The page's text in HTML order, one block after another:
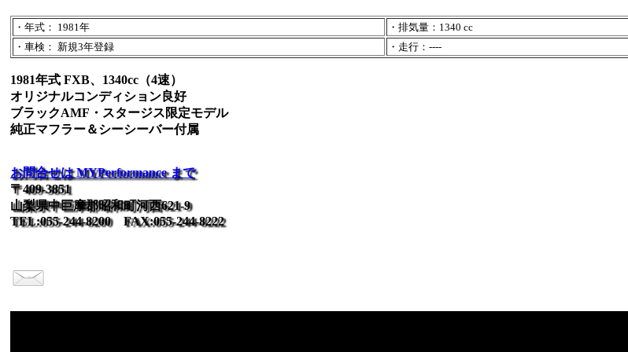
・年式： 1981年
・排気量：1340 cc
・車検： 新規3年登録
・走行：----
1981年式 FXB、1340cc（4速）
オリジナルコンディション良好
ブラックAMF・スタージス限定モデル
純正マフラー＆シーシーバー付属
お問合せは MYPerformance まで
〒409-3851
山梨県中巨摩郡昭和町河西621-9
TEL:055-244-8200 FAX:055-244-8222